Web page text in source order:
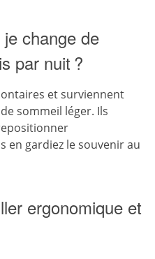
change de
par nuit ?
et surviennent
sommeil léger. Ils
en gardiez le souvenir au
ergonomique et